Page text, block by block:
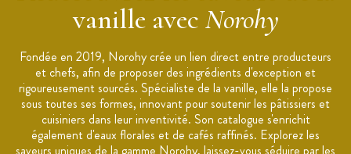
de vanille.
Ajoutez les grains et la gousse dans le liquide à infuser.
Laissez infuser au minimum 30 minutes ou à ébullition.
Marque : Norohy
vanille avec Norohy
Fondée en 2019, Norohy crée un lien direct entre producteurs
et chefs, afin de proposer des ingrédients d'exception et
rigoureusement sourcés. Spécialiste de la vanille, elle la propose
sous toutes ses formes, innovant pour soutenir les pâtissiers et
cuisiniers dans leur inventivité. Son catalogue s'enrichit
également d'eaux florales et de cafés raffinés. Explorez les
saveurs uniques de la gamme Norohy, laissez-vous séduire par les